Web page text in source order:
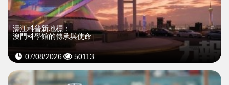
濠江科普新地標：
澳門科學館的傳承與使命
07/08/2026 50113